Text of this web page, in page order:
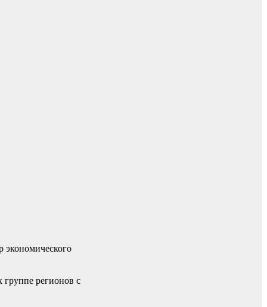
экономического
группе регионов с